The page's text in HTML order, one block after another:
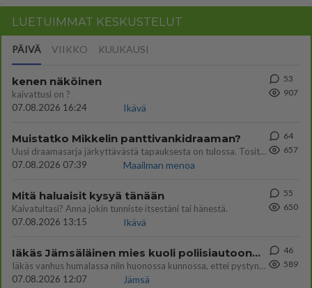
LUETUIMMAT KESKUSTELUT
PÄIVÄ VIIKKO KUUKAUSI
kenen näköinen
kaivattusi on ?
07.08.2026 16:24
Ikävä
53
907
Muistatko Mikkelin panttivankidraaman?
Uusi draamasarja järkyttävästä tapauksesta on tulossa. Tositapahtumiin perustuva sarja ammentaa vuoden 1986 Mikkelin pan
07.08.2026 07:39
Maailman menoa
64
657
Mitä haluaisit kysyä tänään
Kaivatultasi? Anna jokin tunniste itsestäni tai hänestä.
07.08.2026 13:15
Ikävä
55
650
Iäkäs Jämsäläinen mies kuoli poliisiautoon matkalla Jyväskylän putkaan
Iäkäs vanhus humalassa niin huonossa kunnossa, ettei pystynyt huolehtimaan itsestään niin ainoa apu sillä hetkellä oli
07.08.2026 12:07
Jämsä
46
589